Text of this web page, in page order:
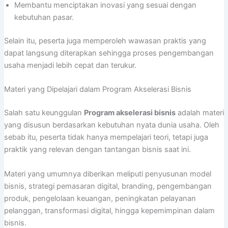
Membantu menciptakan inovasi yang sesuai dengan
kebutuhan pasar.
Selain itu, peserta juga memperoleh wawasan praktis yang
dapat langsung diterapkan sehingga proses pengembangan
usaha menjadi lebih cepat dan terukur.
Materi yang Dipelajari dalam Program Akselerasi Bisnis
Salah satu keunggulan Program akselerasi bisnisadalah materi
yang disusun berdasarkan kebutuhan nyata dunia usaha. Oleh
sebab itu, peserta tidak hanya mempelajari teori, tetapi juga
praktik yang relevan dengan tantangan bisnis saat ini.
Materi yang umumnya diberikan meliputi penyusunan model
bisnis, strategi pemasaran digital, branding, pengembangan
produk, pengelolaan keuangan, peningkatan pelayanan
pelanggan, transformasi digital, hingga kepemimpinan dalam
bisnis.